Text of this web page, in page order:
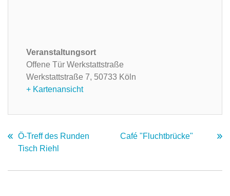
Veranstaltungsort
Offene Tür Werkstattstraße
Werkstattstraße 7, 50733 Köln
+ Kartenansicht
Ö-Treff des Runden
Tisch Riehl
Café "Fluchtbrücke"